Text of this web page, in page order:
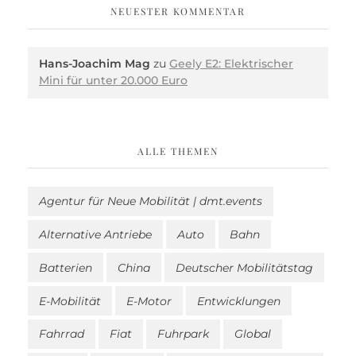
NEUESTER KOMMENTAR
Hans-Joachim Mag zu Geely E2: Elektrischer
Mini für unter 20.000 Euro
ALLE THEMEN
Agentur für Neue Mobilität | dmt.events
Alternative Antriebe Auto Bahn
Batterien China Deutscher Mobilitätstag
E-Mobilität E-Motor Entwicklungen
Fahrrad Fiat Fuhrpark Global